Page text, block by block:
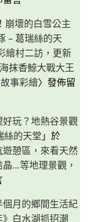
崩壞的白雪公主
– 葛瑞絲的天
繪村二訪，更新
抹香鯨大戰大王
事彩繪〉發佈留
好玩？地熱谷景觀
絲的天堂 」於
遊憩區，來看天然
…等地理景觀，
個月的鄉間生活紀
》白水湖抓招潮